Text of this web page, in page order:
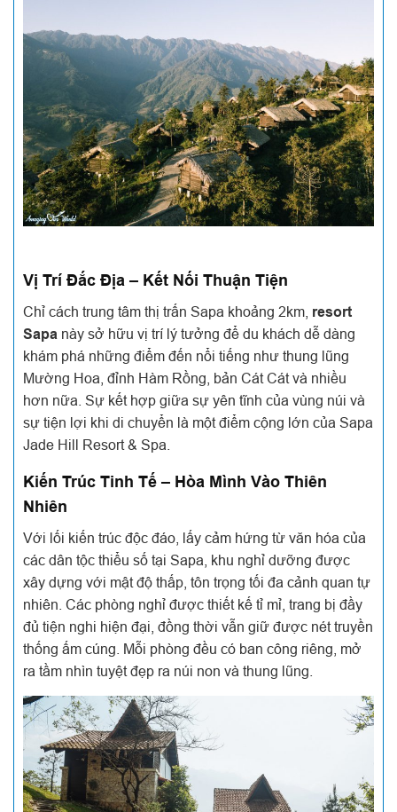
Vị Trí Đắc Địa – Kết Nối Thuận Tiện
Chỉ cách trung tâm thị trấn Sapa khoảng 2km, resort
Sapa này sở hữu vị trí lý tưởng để du khách dễ dàng
khám phá những điểm đến nổi tiếng như thung lũng
Mường Hoa, đỉnh Hàm Rồng, bản Cát Cát và nhiều
hơn nữa. Sự kết hợp giữa sự yên tĩnh của vùng núi và
sự tiện lợi khi di chuyển là một điểm cộng lớn của Sapa
Jade Hill Resort & Spa.
Kiến Trúc Tinh Tế – Hòa Mình Vào Thiên
Nhiên
Với lối kiến trúc độc đáo, lấy cảm hứng từ văn hóa của
các dân tộc thiểu số tại Sapa, khu nghỉ dưỡng được
xây dựng với mật độ thấp, tôn trọng tối đa cảnh quan tự
nhiên. Các phòng nghỉ được thiết kế tỉ mỉ, trang bị đầy
đủ tiện nghi hiện đại, đồng thời vẫn giữ được nét truyền
thống ấm cúng. Mỗi phòng đều có ban công riêng, mở
ra tầm nhìn tuyệt đẹp ra núi non và thung lũng.